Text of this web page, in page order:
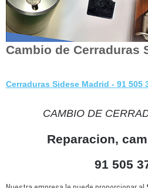
Cambio de Cerraduras
Cerraduras Sidese Madrid - 91 505
CAMBIO DE
Reparacion,
91 505